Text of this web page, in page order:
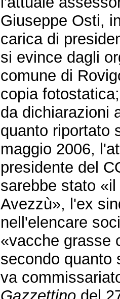
Giuseppe Osti,
carica di
si evince dagli
comune di
copia fotostatica;
da dichiarazioni
quanto riportato
maggio 2006,
presidente del
sarebbe stato
Avezzù», l'ex
nell'elencare
«vacche grasse
secondo quanto
va